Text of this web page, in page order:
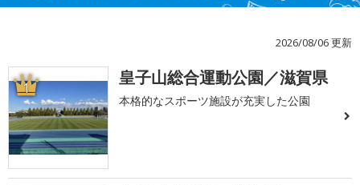
2026/08/06 更新
1 皇子山総合運動公園／滋賀県
本格的なスポーツ施設が充実した公園